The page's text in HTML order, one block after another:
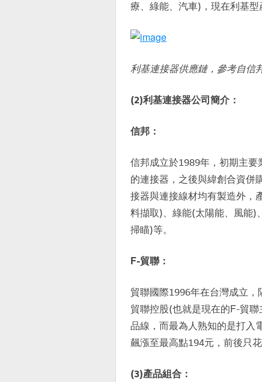
療、綠能、汽車)，現在利基型
利基連接器供應鏈，參考自信
(2)利基連接器公司簡介：
信邦：
信邦成立於1989年，初期主
的連接器，之後與緯創合資併
接器與連接線材均有製造外，
料擷取)、綠能(太陽能、風能)
掃瞄)等。
F-貿聯：
貿聯國際1996年在台灣成立
貿聯控股(也就是現在的F-貿
品線，而最為人熟知的是打入
飆漲至最高點194元，前後只花
(3)產品組合：